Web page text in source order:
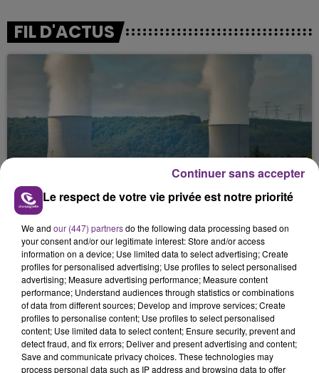
FIL D'ACTUS
LA CENTRALE NUCLÉAIRE DE CHOOZ
TOUJOURS À L'ARRÊT
Cela fait déjà une semaine que la centrale
nucléaire ardennaise est à l'arrêt. Une situation
justifiée par la sécheresse intense qui est toujours
présente.
LE MAGASIN JOUÉCLUB DE REIMS FERME
Le respect de votre vie privée est notre priorité
We and our (447) partnersdo the following data processing based on
your consent and/or our legitimate interest: Store and/or access
information on a device; Use limited data to select advertising; Create
profiles for personalised advertising; Use profiles to select personalised
advertising; Measure advertising performance; Measure content
performance; Understand audiences through statistics or combinations
of data from different sources; Develop and improve services; Create
profiles to personalise content; Use profiles to select personalised
content; Use limited data to select content; Ensure security, prevent and
detect fraud, and fix errors; Deliver and present advertising and content;
Save and communicate privacy choices. These technologies may
process personal data such as IP address and browsing data to offer
Continuer sans accepter